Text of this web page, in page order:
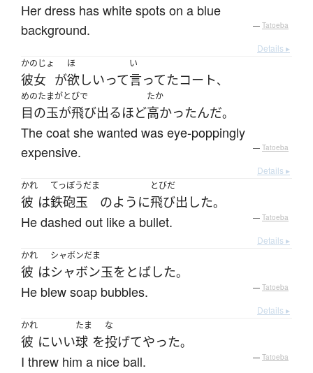
Her dress has white spots on a blue
background.
— Tatoeba
Details ▸
かのじょ
彼女 が
ほ
欲しいって
い
言ってたコート、
めのたまがとびで
目の玉が飛び出るほど
たか
高かったんだ。
The coat she wanted was eye-poppingly
expensive.
— Tatoeba
Details ▸
かれ
彼 は
てっぽうだま
鉄砲玉 のように
とびだ
飛び出した。
He dashed out like a bullet. — Tatoeba
Details ▸
かれ
彼 は
シャボンだま
シャボン玉を とばした。
He blew soap bubbles. — Tatoeba
Details ▸
かれ
彼 にいい
たま
球 を
な
投げてやった。
I threw him a nice ball. — Tatoeba